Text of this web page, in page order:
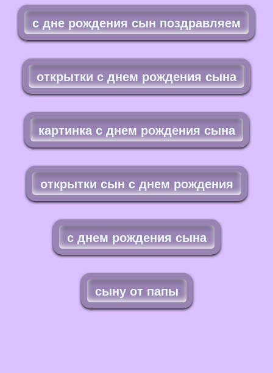
с дне рождения сын поздравляем
открытки с днем рождения сына
картинка с днем рождения сына
открытки сын с днем рождения
с днем рождения сына
сыну от папы